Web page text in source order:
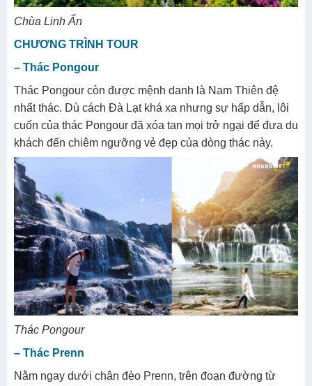
Chùa Linh Ẩn
CHƯƠNG TRÌNH TOUR
– Thác Pongour
Thác Pongour còn được mệnh danh là Nam Thiên đệ
nhất thác. Dù cách Đà Lạt khá xa nhưng sự hấp dẫn, lôi
cuốn của thác Pongour đã xóa tan mọi trở ngại để đưa du
khách đến chiêm ngưỡng vẻ đẹp của dòng thác này.
Thác Pongour
– Thác Prenn
Nằm ngay dưới chân đèo Prenn, trên đoạn đường từ